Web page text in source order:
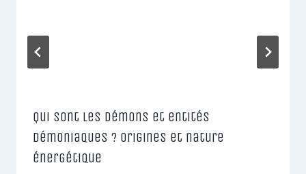
Qui sont les démons et entités
démoniaques ? Origines et nature
énergétique